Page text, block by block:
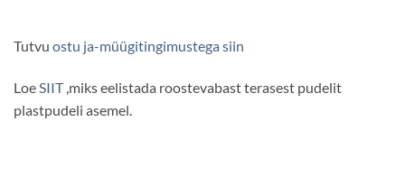
Tutvu ostu ja-müügitingimustega siin
LoeSIIT,miks eelistada roostevabast terasest pudelit
plastpudeli asemel.